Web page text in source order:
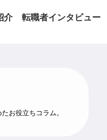
介 転職者インタビュー
お役立ちコラム。